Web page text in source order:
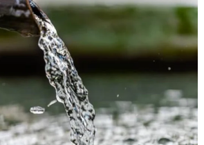
ambiental em Contagem
técnico de reconstituição da flora
de água
de resíduos sólidos
de resíduos industriais